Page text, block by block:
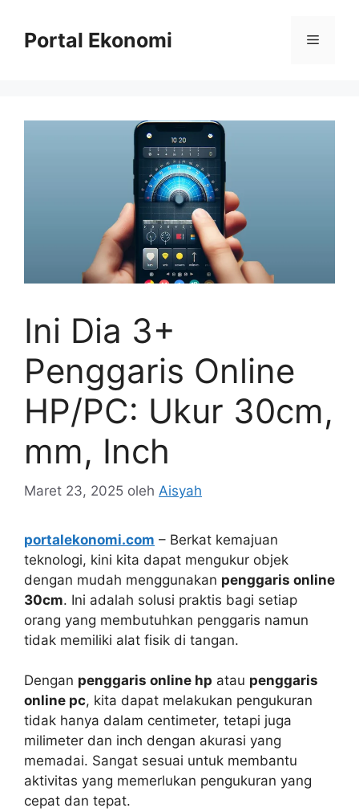
Portal Ekonomi Menu
Ini Dia 3+
Penggaris Online
HP/PC: Ukur 30cm,
mm, Inch
Maret 23, 2025 oleh Aisyah
portalekonomi.com – Berkat kemajuan
teknologi, kini kita dapat mengukur objek
dengan mudah menggunakan penggaris online
30cm. Ini adalah solusi praktis bagi setiap
orang yang membutuhkan penggaris namun
tidak memiliki alat fisik di tangan.
Dengan penggaris online hp atau penggaris
online pc, kita dapat melakukan pengukuran
tidak hanya dalam centimeter, tetapi juga
milimeter dan inch dengan akurasi yang
memadai. Sangat sesuai untuk membantu
aktivitas yang memerlukan pengukuran yang
cepat dan tepat.